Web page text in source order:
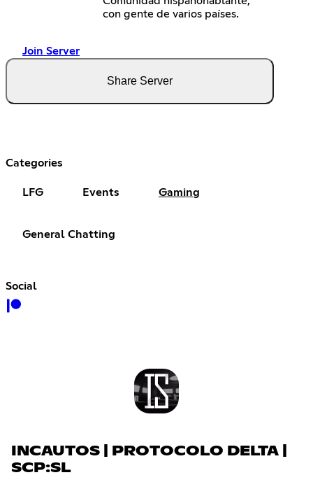
con gente de varios países.
Join Server
Share Server
Categories
LFG Events Gaming
General Chatting
Social
INCAUTOS | PROTOCOLO DELTA |
SCP:SL